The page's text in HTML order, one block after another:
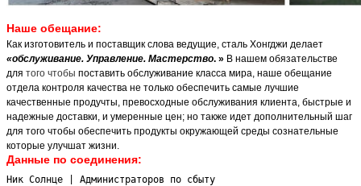
Наше обещание:
Как изготовитель и поставщик слова ведущие, сталь Хонгджи делает
«обслуживание. Управление. Мастерство. » В нашем обязательстве
для того чтобы поставить обслуживание класса мира, наше обещание
отдела контроля качества не только обеспечить самые лучшие
качественные продучты, превосходные обслуживания клиента, быстрые и
надежные доставки, и умеренные цен; но также идет дополнительный шаг
для того чтобы обеспечить продукты окружающей среды сознательные
которые улучшат жизни.
Данные по соединения:
Ник Солнце | Администраторов по сбыту